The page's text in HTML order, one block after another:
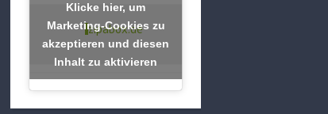
zipabox.de
Klicke hier, um
Marketing-Cookies zu
akzeptieren und diesen
Inhalt zu aktivieren